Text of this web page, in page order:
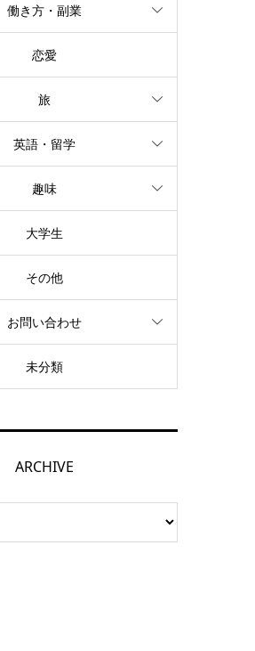
働き方・副業
恋愛
旅
英語・留学
趣味
大学生
その他
お問い合わせ
未分類
ARCHIVE